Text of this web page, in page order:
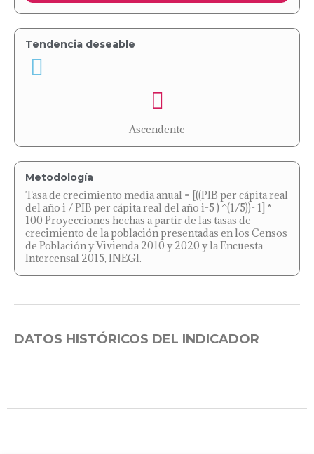
Tendencia deseable
Ascendente
Metodología
Tasa de crecimiento media anual = [((PIB per cápita real
del año i / PIB per cápita real del año i-5 ) ^(1/5))- 1] *
100 Proyecciones hechas a partir de las tasas de
crecimiento de la población presentadas en los Censos
de Población y Vivienda 2010 y 2020 y la Encuesta
Intercensal 2015, INEGI.
DATOS HISTÓRICOS DEL INDICADOR